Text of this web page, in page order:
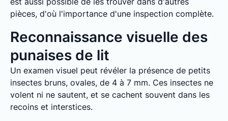
pièces, d'où l'importance d'une inspection complète.
Reconnaissance visuelle des
punaises de lit
Un examen visuel peut révéler la présence de petits
insectes bruns, ovales, de 4 à 7 mm. Ces insectes ne
volent ni ne sautent, et se cachent souvent dans les
recoins et interstices.